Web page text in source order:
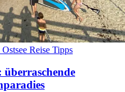
Reise Tipps
überraschende